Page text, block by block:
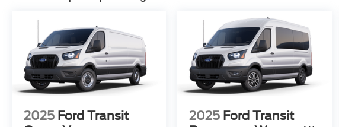
2025 Ford Transit
2025 Ford Transit